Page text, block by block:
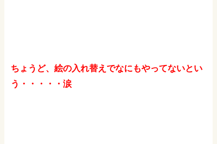
ちょうど、絵の入れ替えでなにもやってないとい
う・・・・・涙